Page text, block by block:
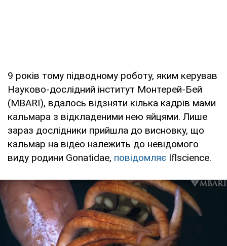
9 років тому підводному роботу, яким керував
Науково-дослідний інститут Монтерей-Бей
(MBARI), вдалось відзняти кілька кадрів мами
кальмара з відкладеними нею яйцями. Лише
зараз дослідники прийшла до висновку, що
кальмар на відео належить до невідомого
виду родини Gonatidae, повідомляє Iflscience.